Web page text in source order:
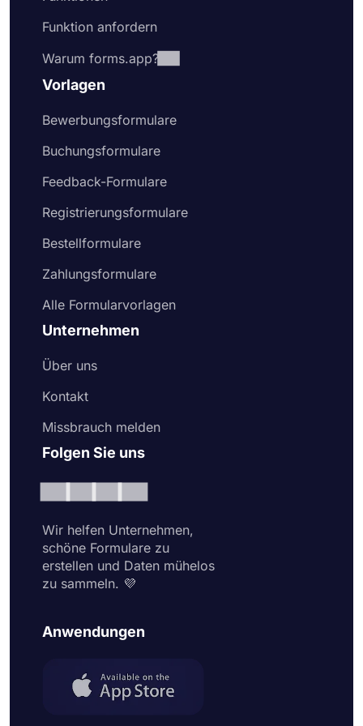
Funktion anfordern
Warum forms.app?
Vorlagen
Bewerbungsformulare
Buchungsformulare
Feedback-Formulare
Registrierungsformulare
Bestellformulare
Zahlungsformulare
Alle Formularvorlagen
Unternehmen
Über uns
Kontakt
Missbrauch melden
Folgen Sie uns
Wir helfen Unternehmen,
schöne Formulare zu
erstellen und Daten mühelos
zu sammeln. 💜
Anwendungen